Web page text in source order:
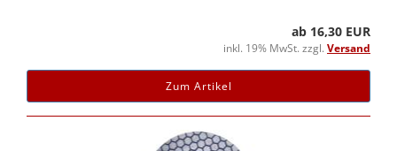
ab 16,30 EUR
inkl. 19% MwSt. zzgl. Versand
Zum Artikel